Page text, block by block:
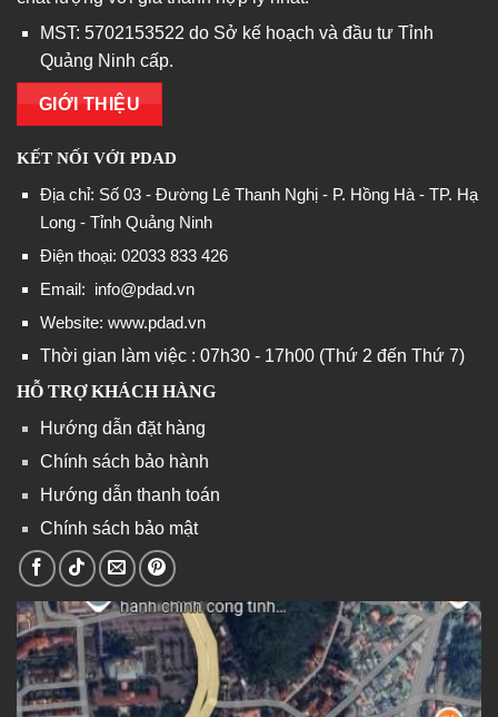
MST: 5702153522 do Sở kế hoạch và đầu tư Tỉnh
Quảng Ninh cấp.
GIỚI THIỆU
KẾT NỐI VỚI PDAD
Địa chỉ: Số 03 - Đường Lê Thanh Nghị - P. Hồng Hà - TP. Hạ
Long - Tỉnh Quảng Ninh
Điện thoại: 02033 833 426
Email: info@pdad.vn
Website: www.pdad.vn
Thời gian làm việc : 07h30 - 17h00 (Thứ 2 đến Thứ 7)
HỖ TRỢ KHÁCH HÀNG
Hướng dẫn đặt hàng
Chính sách bảo hành
Hướng dẫn thanh toán
Chính sách bảo mật